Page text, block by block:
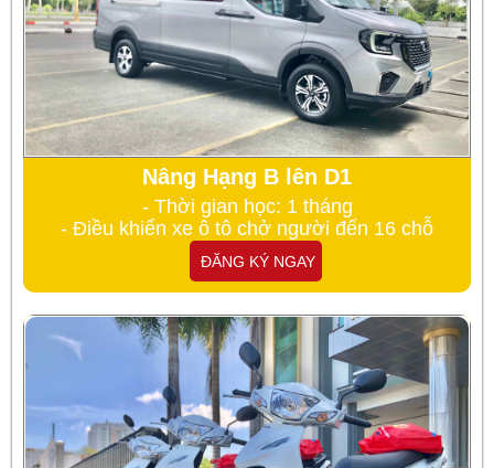
Nâng Hạng B lên D1
- Thời gian học: 1 tháng
- Điều khiển xe ô tô chở người đến 16 chỗ
ĐĂNG KÝ NGAY